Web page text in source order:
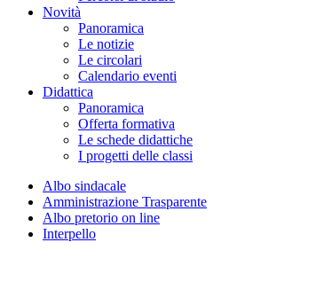
Novità
Panoramica
Le notizie
Le circolari
Calendario eventi
Didattica
Panoramica
Offerta formativa
Le schede didattiche
I progetti delle classi
Albo sindacale
Amministrazione Trasparente
Albo pretorio on line
Interpello